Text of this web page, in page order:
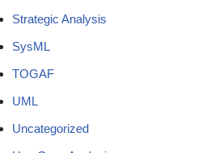
Strategic Analysis
SysML
TOGAF
UML
Uncategorized